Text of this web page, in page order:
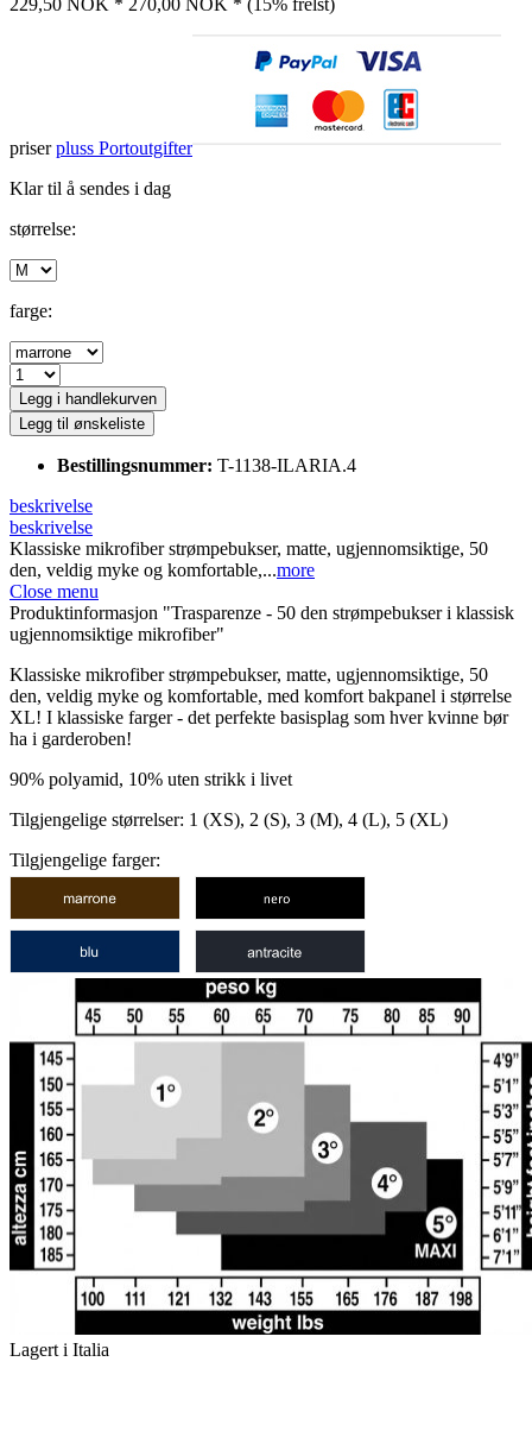
priserpluss Portoutgifter
Klar til å sendes i dag
størrelse:
farge:
Legg i handlekurven
Legg til ønskeliste
Bestillingsnummer: T-1138-ILARIA.4
beskrivelse
beskrivelse
Klassiske mikrofiber strømpebukser, matte, ugjennomsiktige, 50
den, veldig myke og komfortable,...more
Close menu
Produktinformasjon "Trasparenze - 50 den strømpebukser i klassisk
ugjennomsiktige mikrofiber"
Klassiske mikrofiber strømpebukser, matte, ugjennomsiktige, 50
den, veldig myke og komfortable, med komfort bakpanel i størrelse
XL! I klassiske farger - det perfekte basisplag som hver kvinne bør
ha i garderoben!
90% polyamid, 10% uten strikk i livet
Tilgjengelige størrelser: 1 (XS), 2 (S), 3 (M), 4 (L), 5 (XL)
Tilgjengelige farger:
Lagert i Italia